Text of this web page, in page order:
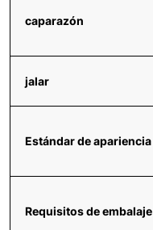
caparazón
jalar
Estándar de apariencia
Requisitos de embalaje